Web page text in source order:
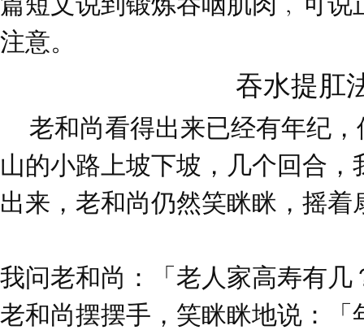
注意。
吞水提肛
老和尚看得出来已经有年纪，
山的小路上坡下坡，几个回合
出来，老和尚仍然笑眯眯，摇着
我问老和尚：「老人家高寿有几
老和尚摆摆手，笑眯眯地说：「